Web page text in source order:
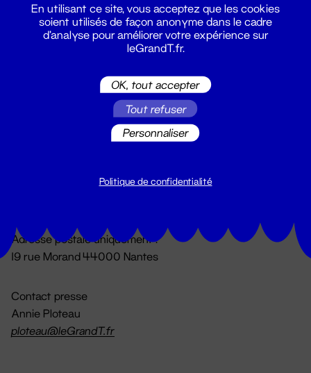
Du lundi au vendredi 14h → 18h
Adresse postale uniquement :
19 rue Morand 44000 Nantes
Contact presse
Annie Ploteau
ploteau@leGrandT.fr
En utilisant ce site, vous acceptez que les cookies
soient utilisés de façon anonyme dans le cadre
d'analyse pour améliorer votre expérience sur
leGrandT.fr.
OK, tout accepter
Tout refuser
Personnaliser
Politique de confidentialité